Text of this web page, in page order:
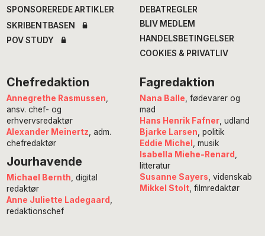
SPONSOREREDE ARTIKLER
SKRIBENTBASEN
POV STUDY
DEBATREGLER
BLIV MEDLEM
HANDELSBETINGELSER
COOKIES & PRIVATLIV
Chefredaktion
Annegrethe Rasmussen
ansv. chef- og
erhvervsredaktør
Alexander Meinertz , adm.
chefredaktør
Jourhavende
Michael Bernth , digital
redaktør
Anne Juliette Ladegaard
redaktionschef
Fagredaktion
Nana Balle , fødevarer og
mad
Hans Henrik Fafner, udland
Bjarke Larsen , politik
Eddie Michel
, musik
Isabella Miehe-Renard
litteratur
Susanne Sayers , videnskab
Mikkel Stolt, filmredaktør